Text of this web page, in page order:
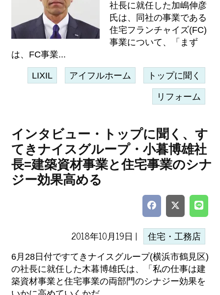
社長に就任した加嶋伸彦
氏は、同社の事業である
住宅フランチャイズ(FC)
事業について、「まず
は、FC事業...
LIXIL アイフルホーム トップに聞く
リフォーム
インタビュー・トップに聞く、す
てきナイスグループ・小暮博雄社
長=建築資材事業と住宅事業のシナ
ジー効果高める
2018年10月19日 | 住宅・工務店
6月28日付ですてきナイスグループ(横浜市鶴見区)
の社長に就任した木暮博雄氏は、「私の仕事は建
築資材事業と住宅事業の両部門のシナジー効果を